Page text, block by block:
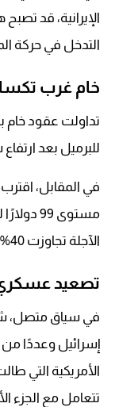
الإيرانية، قد
التدخل في حركة
خام غرب تكساس
للبرميل بعد ارتفاع
في المقابل،
مستوى
الآجلة تجاوزت 40% خلال الأسبوعين الماضيين.
تصعيد
في سياق متصل،
إسرائيل وعددًا من
الأمريكية التي
تتعامل مع الجزء